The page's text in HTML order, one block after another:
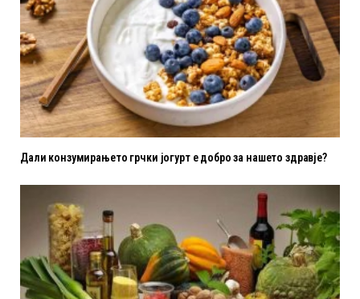
Дали конзумирањето грчки јогурт е добро за нашето здравје?